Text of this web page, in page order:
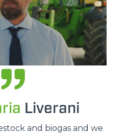
Liverani
and biogas and we